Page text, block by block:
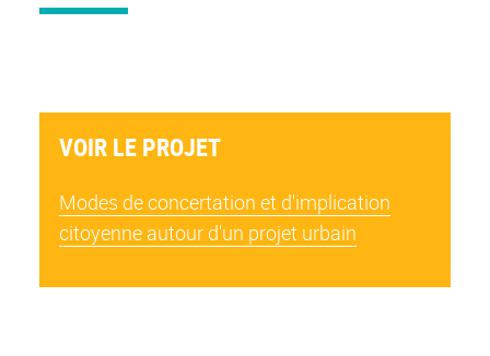
VOIR LE PROJET
Modes de concertation et d'implication
citoyenne autour d'un projet urbain